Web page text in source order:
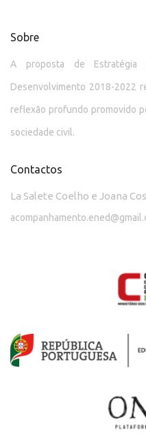
Sobre
A proposta de Estratégia
Desenvolvimento 2018-2022
reflexão profundo promovido
sociedade civil.
Contactos
La Salete Coelho e Joana